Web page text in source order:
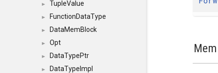
► TupleValue
► FunctionDataType
► DataMemBlock
► Opt
► DataTypePtr
► DataTypeImpl